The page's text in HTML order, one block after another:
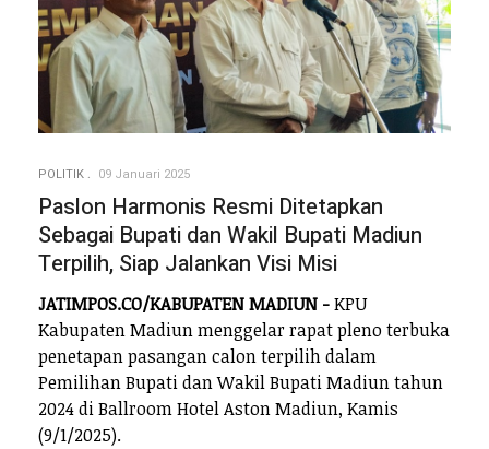
POLITIK 09 Januari 2025
Paslon Harmonis Resmi Ditetapkan
Sebagai Bupati dan Wakil Bupati Madiun
Terpilih, Siap Jalankan Visi Misi
JATIMPOS.CO/KABUPATEN MADIUN -KPU
Kabupaten Madiun menggelar rapat pleno terbuka
penetapan pasangan calon terpilih dalam
Pemilihan Bupati dan Wakil Bupati Madiun tahun
2024 di Ballroom Hotel Aston Madiun, Kamis
(9/1/2025).